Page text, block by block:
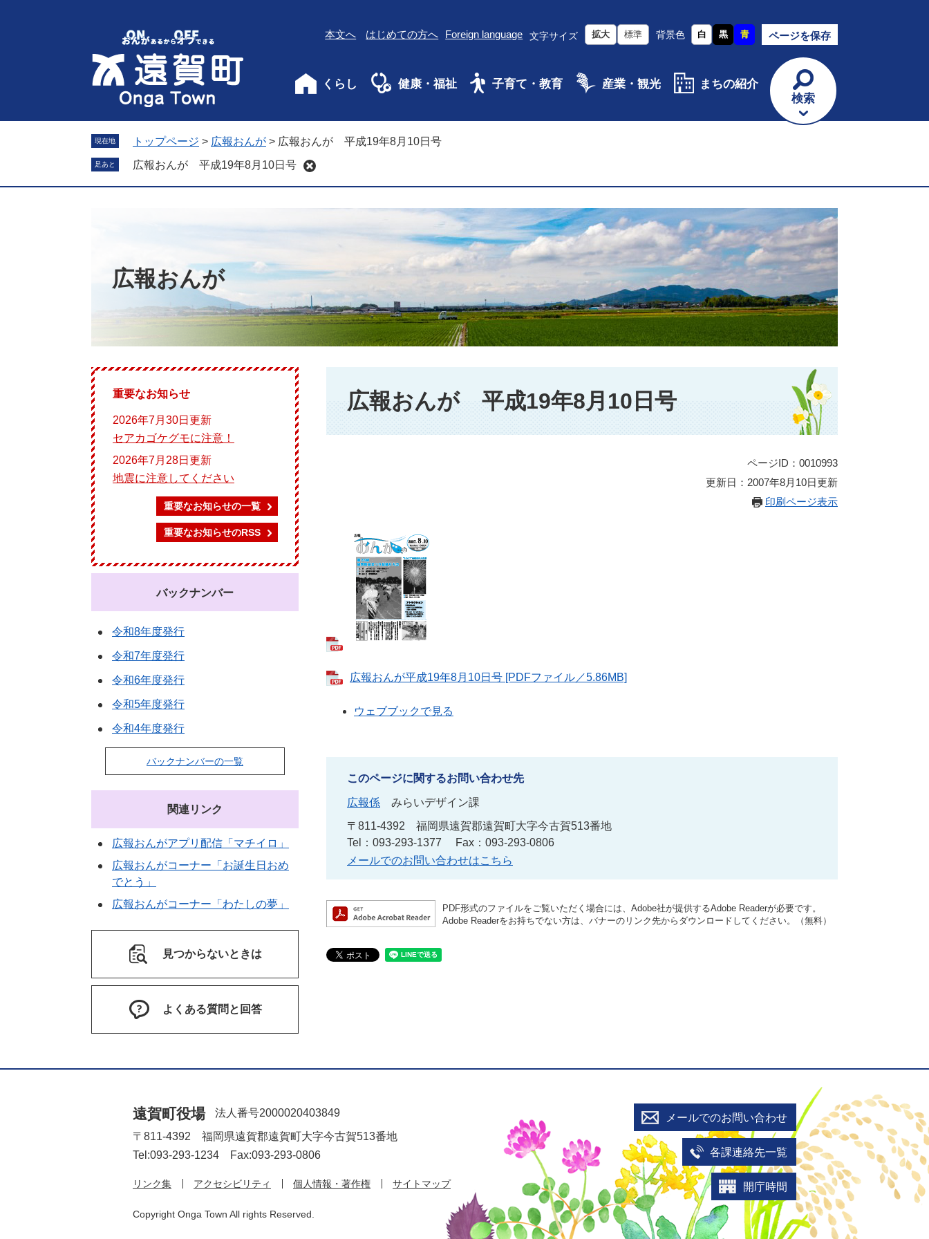
す
し
へ
本文へ はじめての方へ Foreign language 文字サイズ 拡大 標準 背景色 白 黒 青 ページを保存
くらし 健康・福祉 子育て・教育 産業・観光
まちの紹介
検索
現在地 トップページ > 広報おんが > 広報おんが 平成19年8月10日号
足あと 広報おんが 平成19年8月10日号
広報おんが
広報おんが 平成19年8月10日号
ページID：0010993
更新日：2007年8月10日更新
印刷ページ表示
広報おんが平成19年8月10日号 [PDFファイル／5.86MB]
ウェブブックで見る
このページに関するお問い合わせ先
広報係
みらいデザイン課
〒811-4392
福岡県遠賀郡遠賀町大字今古賀513番地
Tel：093-293-1377
Fax：093-293-0806
メールでのお問い合わせはこちら
PDF形式のファイルをご覧いただく場合には、Adobe社が提供するAdobe Readerが必要です。
Adobe Readerをお持ちでない方は、バナーのリンク先からダウンロードしてください。（無料）
重要なお知らせ
2026年7月30日更新
セアカゴケグモに注意！
2026年7月28日更新
地震に注意してください
重要なお知らせの一覧
重要なお知らせのRSS
バックナンバー
令和8年度発行
令和7年度発行
令和6年度発行
令和5年度発行
令和4年度発行
バックナンバーの一覧
関連リンク
広報おんがアプリ配信「マチイロ」
広報おんがコーナー「お誕生日おめ
でとう」
広報おんがコーナー「わたしの夢」
見つからないときは
よくある質問と回答
遠賀町役場
法人番号2000020403849
〒811-4392 福岡県遠賀郡遠賀町大字今古賀513番地
Tel:093-293-1234 Fax:093-293-0806
リンク集 アクセシビリティ 個人情報・著作権 サイトマップ
メールでのお問い合わせ
各課連絡先一覧
開庁時間
Copyright Onga Town All rights Reserved.